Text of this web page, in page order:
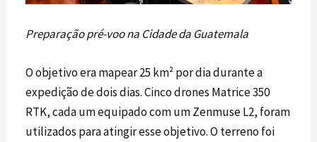
Preparação pré-voo na Cidade da Guatemala
O objetivo era mapear 25 km² por dia durante a
expedição de dois dias. Cinco drones Matrice 350
RTK, cada um equipado com umZenmuse L2, foram
utilizados para atingir esse objetivo. O terreno foi